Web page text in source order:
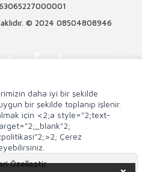
© 2024 08504808946
daha iyi bir şekilde
bir şekilde toplanıp işlenir.
için <2;a style="2;text-
Çerez
Özelleştir